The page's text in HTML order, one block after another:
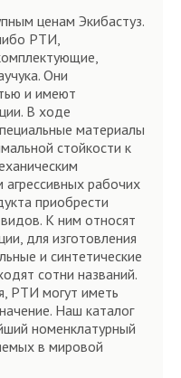
ценам Экибастуз.
РТИ,
Они
и имеют
В ходе
материалы
стойкости к
рабочих
приобрести
К ним относят
для изготовления
и синтетические
сотни названий.
РТИ могут иметь
Наш каталог
номенклатурный
в мировой